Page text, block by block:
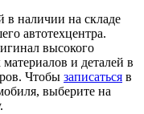
в наличии на складе
автотехцентра.
высокого
и деталей в
Чтобы записаться в
выберите на